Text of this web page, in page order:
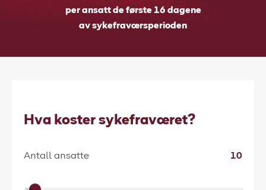
per ansatt de første 16 dagene
av sykefraværsperioden
Hva koster sykefraværet?
Antall ansatte 10